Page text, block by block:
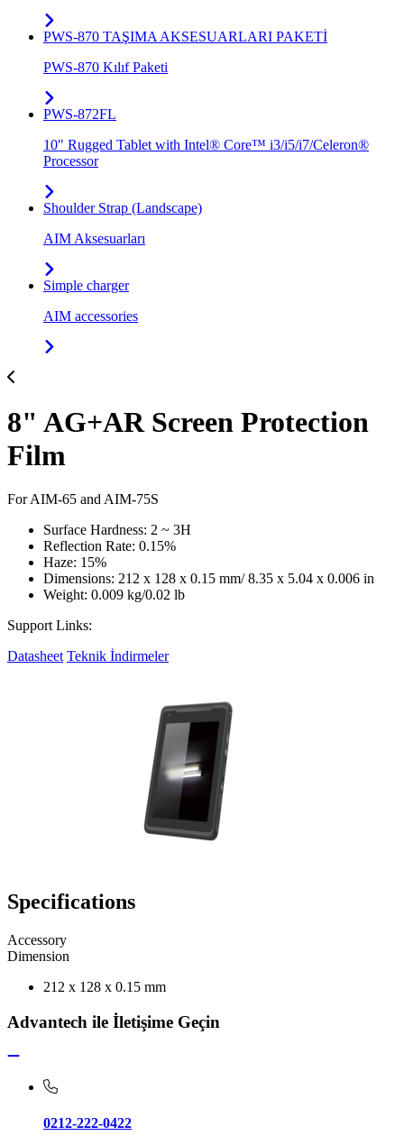
PWS-870 TAŞIMA AKSESUARLARI PAKETİ
PWS-870 Kılıf Paketi
PWS-872FL
10" Rugged Tablet with Intel® Core™ i3/i5/i7/Celeron®
Processor
Shoulder Strap (Landscape)
AIM Aksesuarları
Simple charger
AIM accessories
8" AG+AR Screen Protection
Film
For AIM-65 and AIM-75S
Surface Hardness: 2 ~ 3H
Reflection Rate: 0.15%
Haze: 15%
Dimensions: 212 x 128 x 0.15 mm/ 8.35 x 5.04 x 0.006 in
Weight: 0.009 kg/0.02 lb
Support Links:
Datasheet Teknik İndirmeler
Specifications
Accessory
Dimension
212 x 128 x 0.15 mm
Advantech ile İletişime Geçin
0212-222-0422